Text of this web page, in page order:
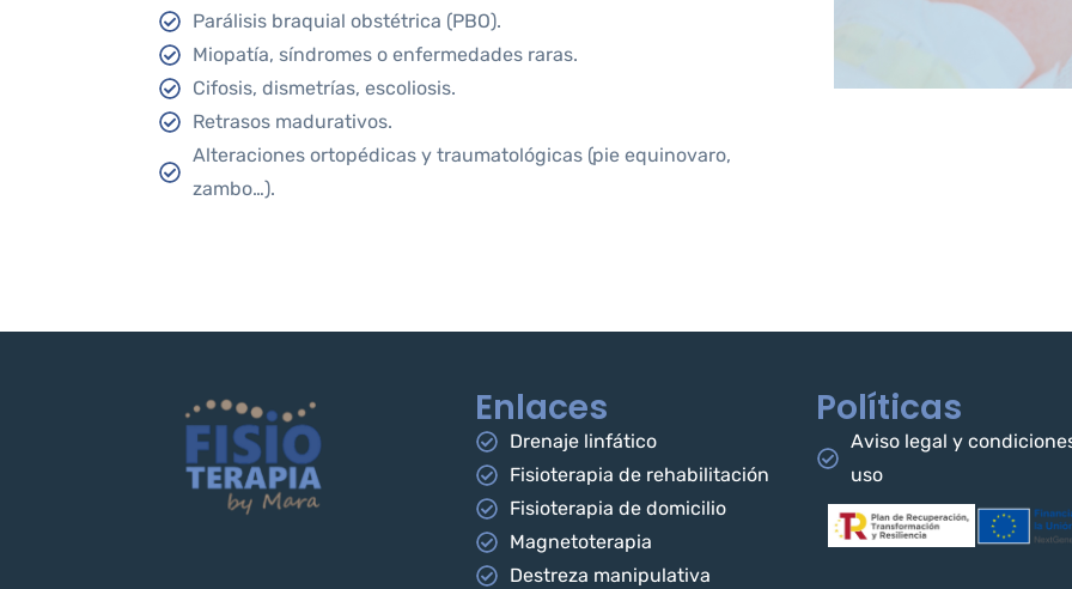
Parálisis braquial obstétrica (PBO).
Miopatía, síndromes o enfermedades raras.
Cifosis, dismetrías, escoliosis.
Retrasos madurativos.
Alteraciones ortopédicas y traumatológicas (pie equinovaro,
zambo…).
Enlaces
Drenaje linfático
Fisioterapia de rehabilitación
Fisioterapia de domicilio
Magnetoterapia
Destreza manipulativa
Políticas
Aviso legal y
uso